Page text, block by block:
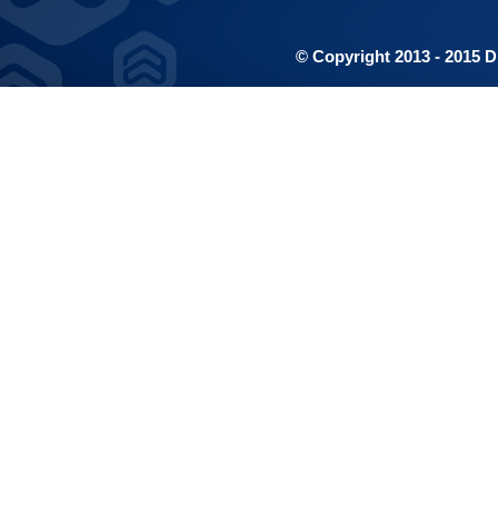
© Copyright 2013 - 2015